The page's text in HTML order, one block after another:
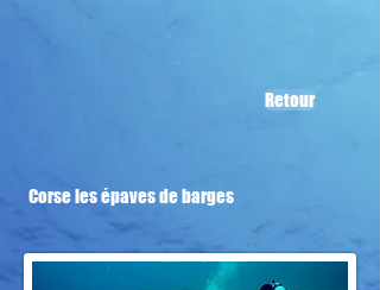
Retour
Corse les épaves de barges